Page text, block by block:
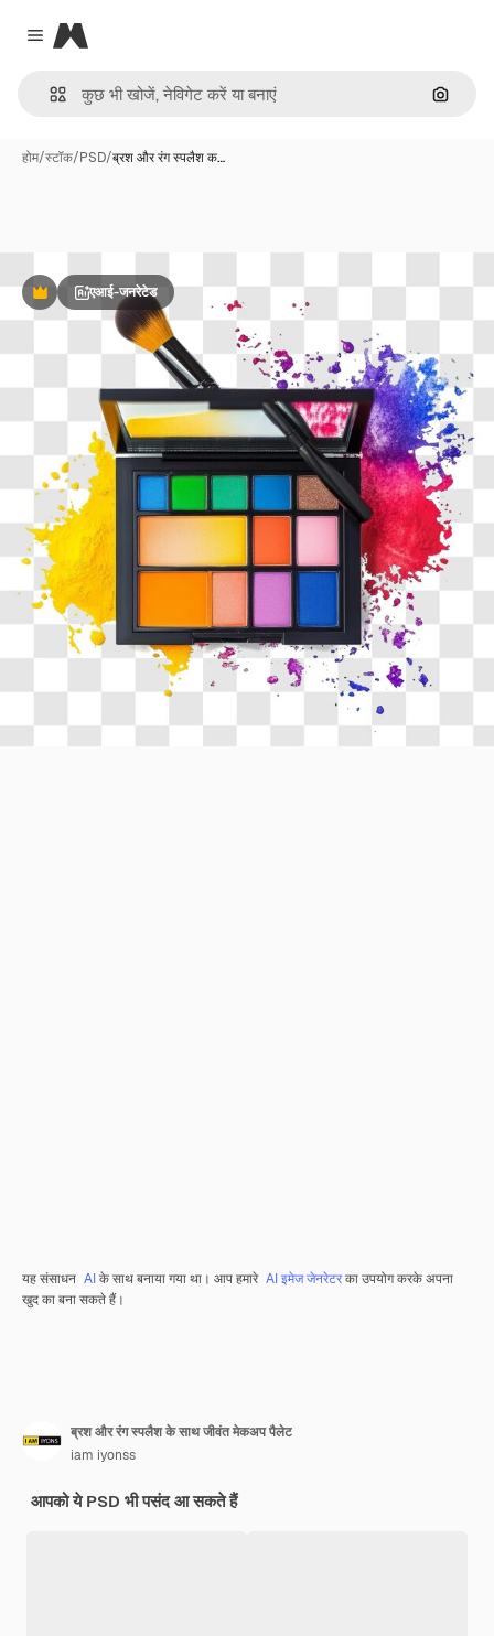
Close menu
Magnific
इमेज से
होम/स्टॉक/PSD/ब्रश और रंग स्पलैश क…
Premiumएआई-जनरेटेड
यह संसाधन AIके साथ बनाया गया था। आप हमारे AI इमेज जेनरेटरका उपयोग करके अपना
खुद का बना सकते हैं।
ब्रश और रंग स्पलैश के साथ जीवंत मेकअप पैलेट
iam iyonss
आपको ये PSD भी पसंद आ सकते हैं